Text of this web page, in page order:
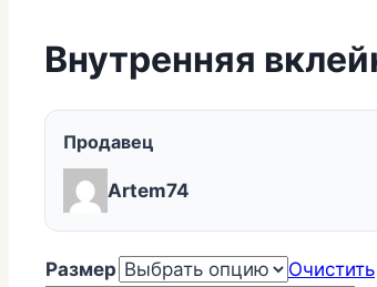
Внутренняя
Продавец
Artem74
Размер
Очистить